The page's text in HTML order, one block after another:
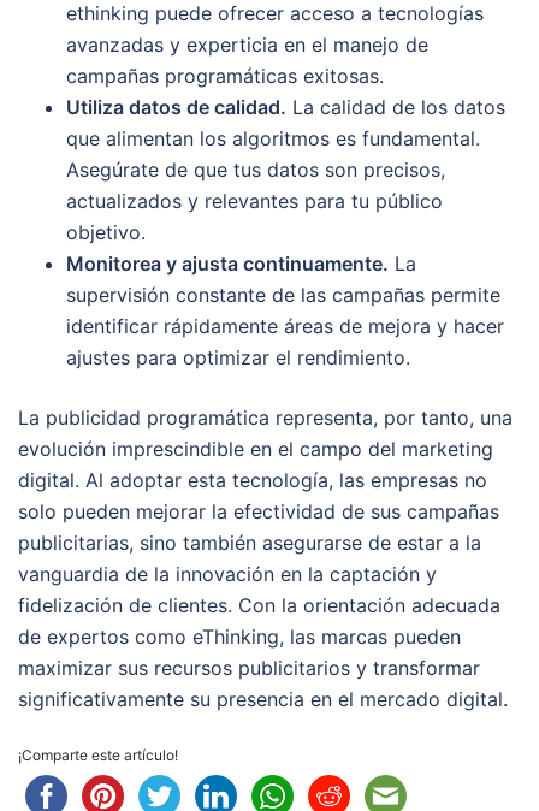
ethinking puede ofrecer acceso a tecnologías
avanzadas y experticia en el manejo de
campañas programáticas exitosas.
Utiliza datos de calidad. La calidad de los datos
que alimentan los algoritmos es fundamental.
Asegúrate de que tus datos son precisos,
actualizados y relevantes para tu público
objetivo.
Monitorea y ajusta continuamente. La
supervisión constante de las campañas permite
identificar rápidamente áreas de mejora y hacer
ajustes para optimizar el rendimiento.
La publicidad programática representa, por tanto, una
evolución imprescindible en el campo del marketing
digital. Al adoptar esta tecnología, las empresas no
solo pueden mejorar la efectividad de sus campañas
publicitarias, sino también asegurarse de estar a la
vanguardia de la innovación en la captación y
fidelización de clientes. Con la orientación adecuada
de expertos como eThinking, las marcas pueden
maximizar sus recursos publicitarios y transformar
significativamente su presencia en el mercado digital.
¡Comparte este artículo!